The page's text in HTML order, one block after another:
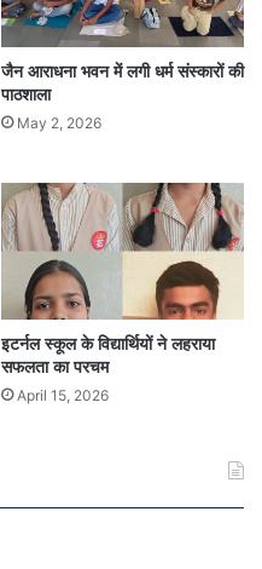
जैन आराधना भवन में लगी धर्म संस्कारों की
पाठशाला
May 2, 2026
इटर्नल स्कूल के विद्यार्थियों ने लहराया
सफलता का परचम
April 15, 2026